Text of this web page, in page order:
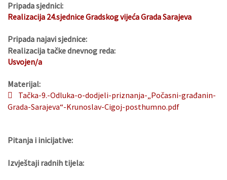
Pripada sjednici:
Realizacija 24.sjednice Gradskog vijeća Grada Sarajeva
Pripada najavi sjednice:
Realizacija tačke dnevnog reda:
Usvojen/a
Materijal:
Tačka-9.-Odluka-o-dodjeli-priznanja-„Počasni-građanin-
Grada-Sarajeva“-Krunoslav-Cigoj-posthumno.pdf
Pitanja i inicijative:
Izvještaji radnih tijela: